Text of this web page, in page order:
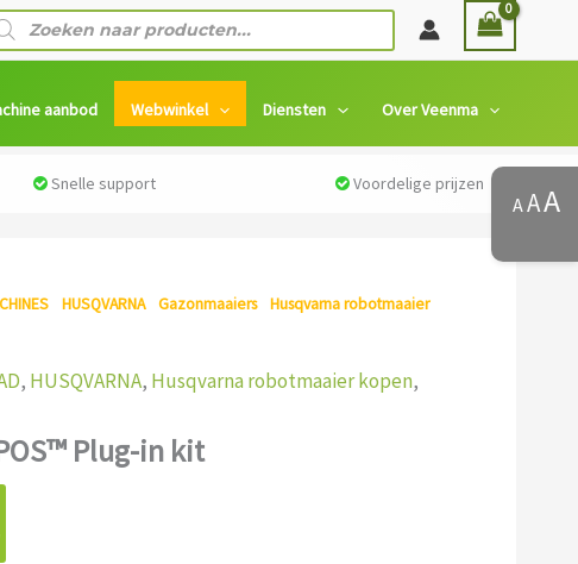
aanbod Webwinkel Diensten Over Veenma
/HUSQVARNA/Gazonmaaiers/Husqvarna robotmaaier
, HUSQVARNA, Husqvarna robotmaaier kopen,
Plug-in kit
AAA
Snelle support Voordelige prijzen